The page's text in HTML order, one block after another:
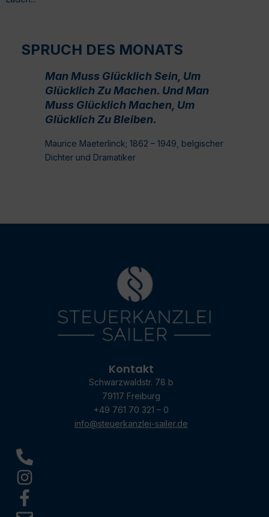
SPRUCH DES MONATS
Man Muss Glücklich Sein, Um
Glücklich Zu Machen. Und Man
Muss Glücklich Machen, Um
Glücklich Zu Bleiben.
Maurice Maeterlinck; 1862 – 1949, belgischer
Dichter und Dramatiker
Kontakt
Schwarzwaldstr. 78 b
79117 Freiburg
+49 761 70 321 – 0
info@steuerkanzlei-sailer.de